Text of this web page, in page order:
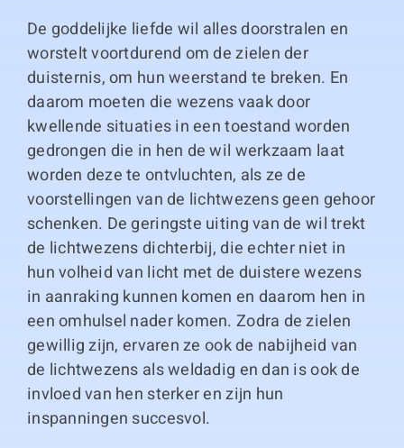
De goddelijke liefde wil alles doorstralen en
worstelt voortdurend om de zielen der
duisternis, om hun weerstand te breken. En
daarom moeten die wezens vaak door
kwellende situaties in een toestand worden
gedrongen die in hen de wil werkzaam laat
worden deze te ontvluchten, als ze de
voorstellingen van de lichtwezens geen gehoor
schenken. De geringste uiting van de wil trekt
de lichtwezens dichterbij, die echter niet in
hun volheid van licht met de duistere wezens
in aanraking kunnen komen en daarom hen in
een omhulsel nader komen. Zodra de zielen
gewillig zijn, ervaren ze ook de nabijheid van
de lichtwezens als weldadig en dan is ook de
invloed van hen sterker en zijn hun
inspanningen succesvol.